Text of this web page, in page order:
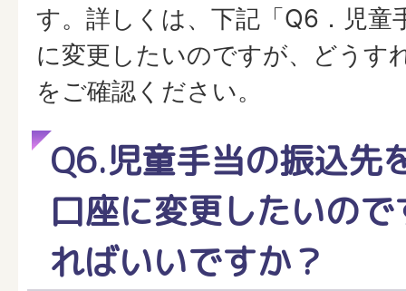
す。詳しくは、下記「Q6．児童
に変更したいのですが、どうす
をご確認ください。
Q6.児童手当の振込先
口座に変更したいの
ればいいですか？